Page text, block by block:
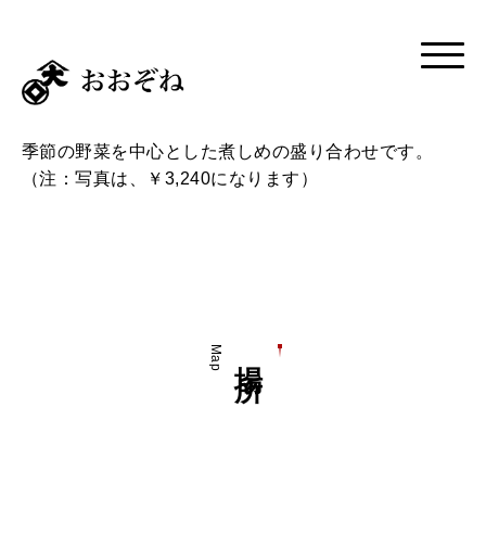
季節の野菜を中心とした煮しめの盛り合わせです。
（注：写真は、￥3,240になります）
Map